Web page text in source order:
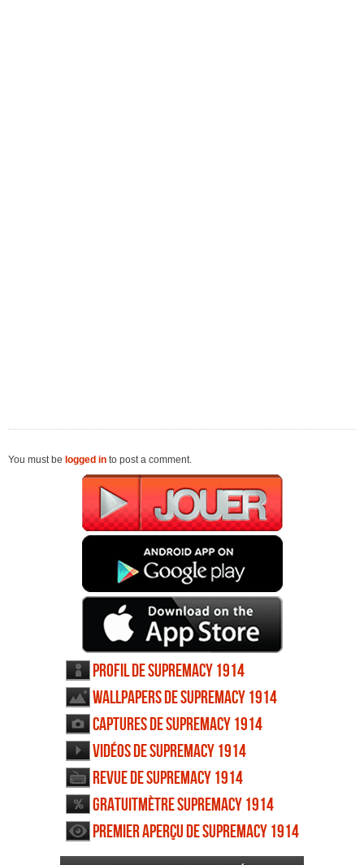
You must be logged in to post a comment.
Profil de Supremacy 1914
Wallpapers de Supremacy 1914
Captures de Supremacy 1914
Vidéos de Supremacy 1914
Revue de Supremacy 1914
Gratuitmètre Supremacy 1914
Premier aperçu de Supremacy 1914